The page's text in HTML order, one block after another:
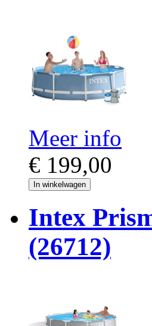
Meer info
€ 199,00
In winkelwagen
Intex
(26712)